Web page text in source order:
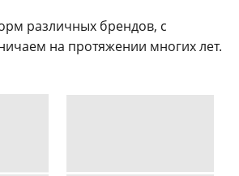
различных брендов, с
на протяжении многих лет.